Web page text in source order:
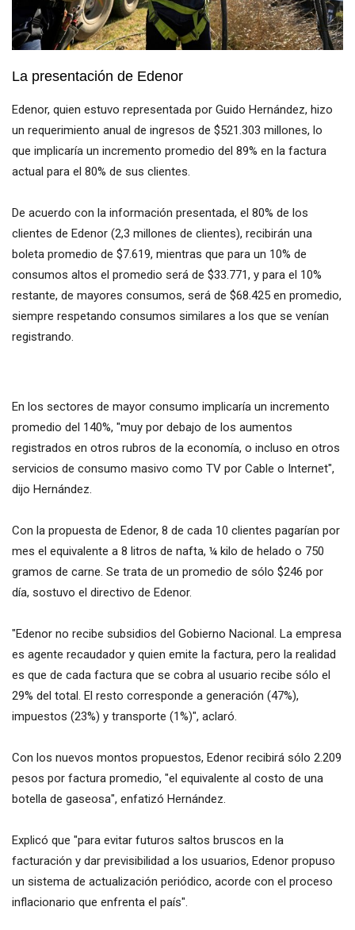
La presentación de Edenor
Edenor, quien estuvo representada por Guido Hernández, hizo
un requerimiento anual de ingresos de $521.303 millones, lo
que implicaría un incremento promedio del 89% en la factura
actual para el 80% de sus clientes.
De acuerdo con la información presentada, el 80% de los
clientes de Edenor (2,3 millones de clientes), recibirán una
boleta promedio de $7.619, mientras que para un 10% de
consumos altos el promedio será de $33.771, y para el 10%
restante, de mayores consumos, será de $68.425 en promedio,
siempre respetando consumos similares a los que se venían
registrando.
En los sectores de mayor consumo implicaría un incremento
promedio del 140%, "muy por debajo de los aumentos
registrados en otros rubros de la economía, o incluso en otros
servicios de consumo masivo como TV por Cable o Internet",
dijo Hernández.
Con la propuesta de Edenor, 8 de cada 10 clientes pagarían por
mes el equivalente a 8 litros de nafta, ¼ kilo de helado o 750
gramos de carne. Se trata de un promedio de sólo $246 por
día, sostuvo el directivo de Edenor.
"Edenor no recibe subsidios del Gobierno Nacional. La empresa
es agente recaudador y quien emite la factura, pero la realidad
es que de cada factura que se cobra al usuario recibe sólo el
29% del total. El resto corresponde a generación (47%),
impuestos (23%) y transporte (1%)", aclaró.
Con los nuevos montos propuestos, Edenor recibirá sólo 2.209
pesos por factura promedio, "el equivalente al costo de una
botella de gaseosa", enfatizó Hernández.
Explicó que "para evitar futuros saltos bruscos en la
facturación y dar previsibilidad a los usuarios, Edenor propuso
un sistema de actualización periódico, acorde con el proceso
inflacionario que enfrenta el país".